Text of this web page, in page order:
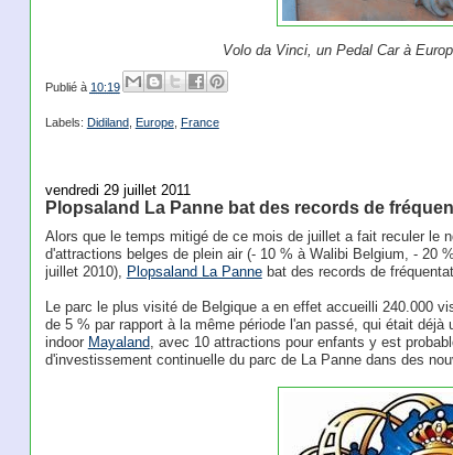
Volo da Vinci, un Pedal Car à
Publié à 10:19
Labels: Didiland, Europe, France
vendredi 29 juillet 2011
Plopsaland La Panne bat des records de
Alors que le temps mitigé de ce mois de juillet a fait reculer le
d'attractions belges de plein air (- 10 % à Walibi Belgium, - 20
juillet 2010),
Plopsaland La Pannebat des records de
Le parc le plus visité de Belgique a en effet accueilli 240.000
de 5 % par rapport à la même période l'an passé, qui était
indoor Mayaland , avec 10 attractions pour enfants y est
d'investissement continuelle du parc de La Panne dans des